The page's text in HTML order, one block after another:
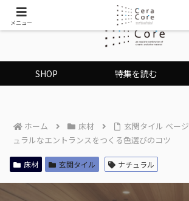
SHOP 特集を読む
ホーム 床材
玄関タイル ベー
ュラルなエントランスをつくる色選びのコツ
床材 玄関タイル ナチュラル
メニュー